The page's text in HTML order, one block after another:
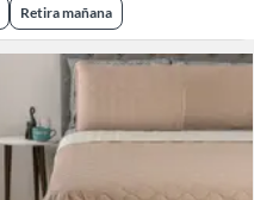
Retira mañana